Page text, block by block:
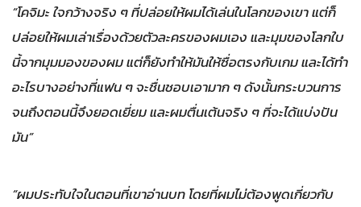
“โคจิมะ ใจกว้างจริง ๆ ที่ปล่อยให้ผมได้เล่นในโลกของเขา แต่ก็
ปล่อยให้ผมเล่าเรื่องด้วยตัวละครของผมเอง และมุมของโลกใบ
นี้จากมุมมองของผม แต่ก็ยังทำให้มันให้ซื่อตรงกับเกม และได้ทำ
อะไรบางอย่างที่แฟน ๆ จะชื่นชอบเอามาก ๆ ดังนั้นกระบวนการ
จนถึงตอนนี้จึงยอดเยี่ยม และผมตื่นเต้นจริง ๆ ที่จะได้แบ่งปัน
มัน”
“ผมประทับใจในตอนที่เขาอ่านบท โดยที่ผมไม่ต้องพูดเกี่ยวกับ